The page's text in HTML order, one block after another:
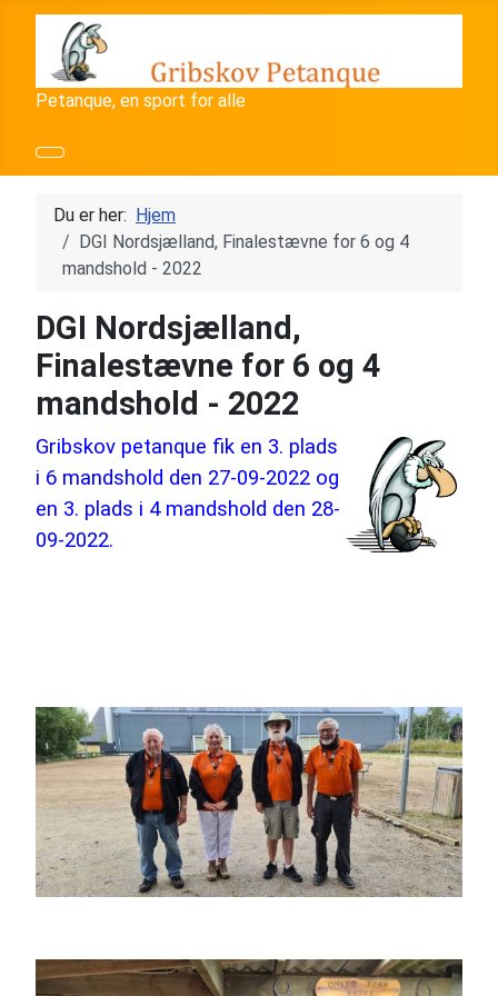
Petanque, en sport for alle
Du er her:
Hjem
DGI Nordsjælland, Finalestævne for 6 og 4
mandshold - 2022
DGI Nordsjælland,
Finalestævne for 6 og 4
mandshold - 2022
Gribskov petanque fik en 3. plads
i 6 mandshold den 27-09-2022 og
en 3. plads i 4 mandshold den 28-
09-2022.